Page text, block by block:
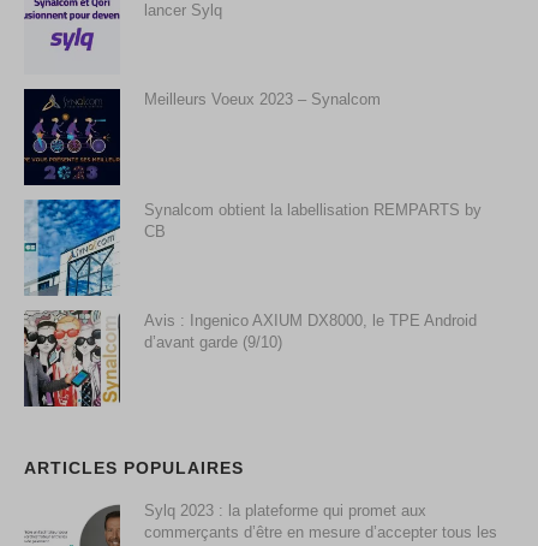
lancer Sylq
Meilleurs Voeux 2023 – Synalcom
Synalcom obtient la labellisation REMPARTS by
CB
Avis : Ingenico AXIUM DX8000, le TPE Android
d’avant garde (9/10)
ARTICLES POPULAIRES
Sylq 2023 : la plateforme qui promet aux
commerçants d’être en mesure d’accepter tous les